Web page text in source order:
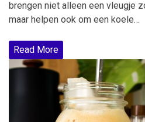
brengen niet alleen een vleugje
maar helpen ook om een koele…
Read More